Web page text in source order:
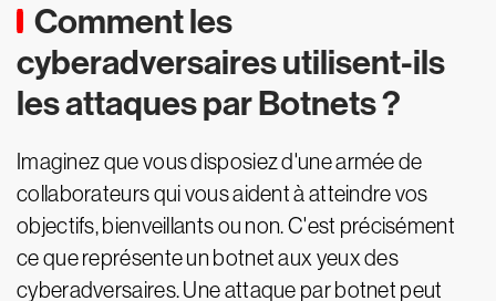
Comment les
cyberadversaires utilisent-ils
les attaques par Botnets ?
Imaginez que vous disposiez d'une armée de
collaborateurs qui vous aident à atteindre vos
objectifs, bienveillants ou non. C'est précisément
ce que représente un botnet aux yeux des
cyberadversaires. Une attaque par botnet peut